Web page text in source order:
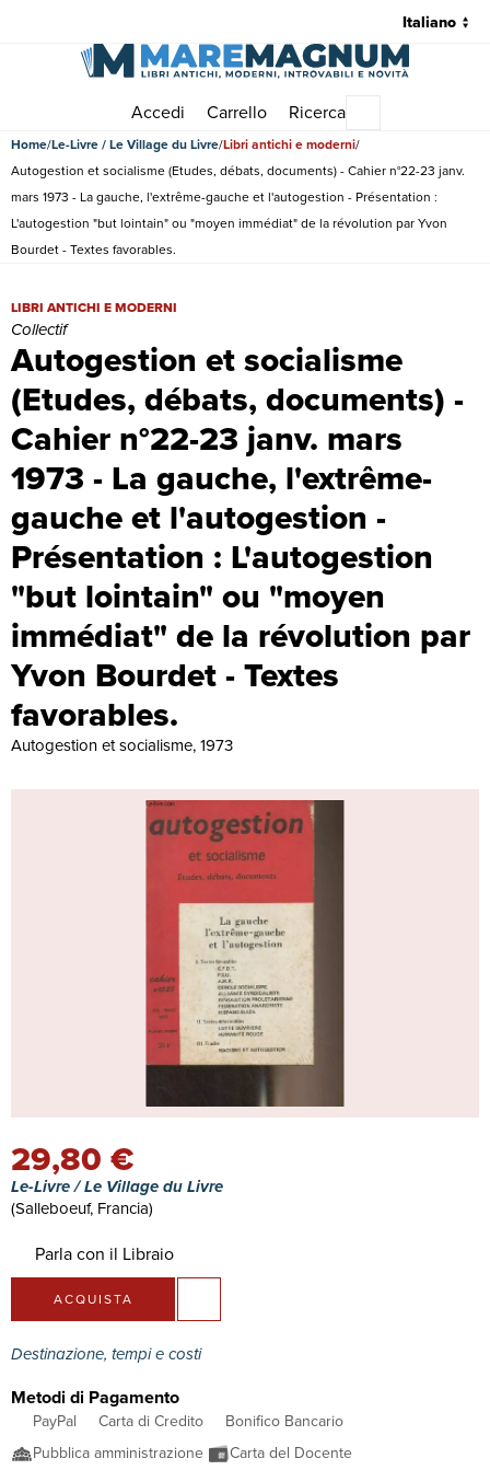
Accedi Carrello Ricerca
Home Le-Livre / Le Village du Livre Libri antichi e moderni
Autogestion et socialisme (Etudes, débats, documents) - Cahier n°22-23 janv.
mars 1973 - La gauche, l'extrême-gauche et l'autogestion - Présentation :
L'autogestion "but lointain" ou "moyen immédiat" de la révolution par Yvon
Bourdet - Textes favorables.
Autogestion et socialisme
(Etudes, débats, documents) -
Cahier n°22-23 janv. mars
1973 - La gauche, l'extrême-
gauche et l'autogestion -
Présentation : L'autogestion
"but lointain" ou "moyen
immédiat" de la révolution par
Yvon Bourdet - Textes
favorables.
Autogestion et socialisme (Etudes, débats, documents) - Cahier
LIBRI ANTICHI E MODERNI
Collectif
Autogestion et socialisme, 1973
29,80 €
Le-Livre / Le Village du Livre
(Salleboeuf, Francia)
Parla con il Libraio
ACQUISTA
Destinazione, tempi e costi
Metodi di Pagamento
PayPal Carta di Credito
Bonifico Bancario
Pubblica amministrazione
Carta del Docente